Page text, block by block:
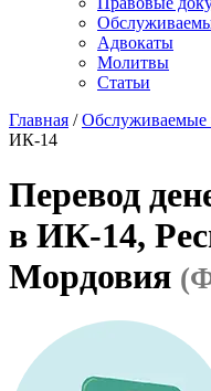
Адвокаты
Молитвы
Статьи
Главная /Обслуживаемые
ИК-14
Перевод
в ИК-14,
Мордовия